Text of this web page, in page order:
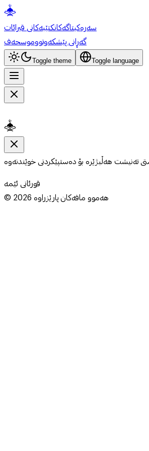
سەرەکیتاگەکانکتێبەکانی قیرائات
گەڕانی پێشکەوتووموسحەف
Toggle theme Toggle language
قورئانی ئێمە
© 2026هەموو مافەکان پارێزراوە